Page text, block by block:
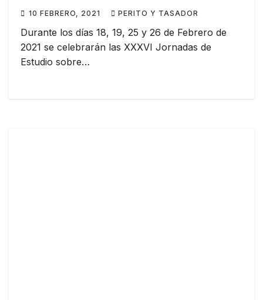
10 FEBRERO, 2021 PERITO Y TASADOR
Durante los días 18, 19, 25 y 26 de Febrero de
2021 se celebrarán las XXXVI Jornadas de
Estudio sobre…